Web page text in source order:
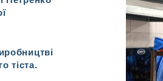
тіста.